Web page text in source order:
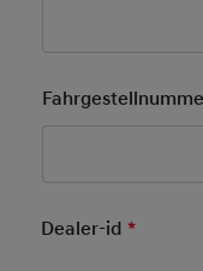
Dealer-id*